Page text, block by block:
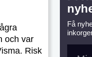
och var
Risk
Få